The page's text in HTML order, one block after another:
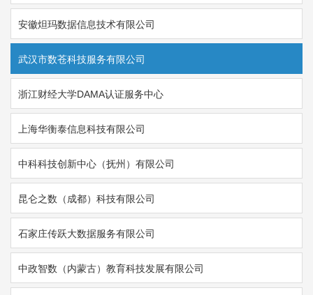
安徽炟玛数据信息技术有限公司
武汉市数苍科技服务有限公司
浙江财经大学DAMA认证服务中心
上海华衡泰信息科技有限公司
中科科技创新中心（抚州）有限公司
昆仑之数（成都）科技有限公司
石家庄传跃大数据服务有限公司
中政智数（内蒙古）教育科技发展有限公司